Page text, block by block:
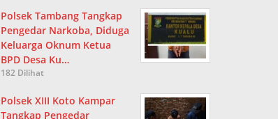
Polsek Tambang Tangkap
Pengedar Narkoba, Diduga
Keluarga Oknum Ketua
BPD Desa Ku…
182 Dilihat
Polsek XIII Koto Kampar
Tangkap Pengedar